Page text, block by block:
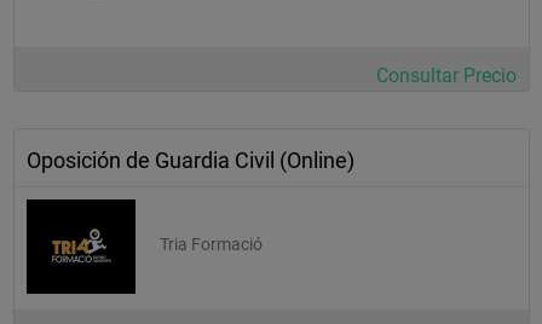
Consultar Precio
Oposición de Guardia Civil (Online)
Tria Formació